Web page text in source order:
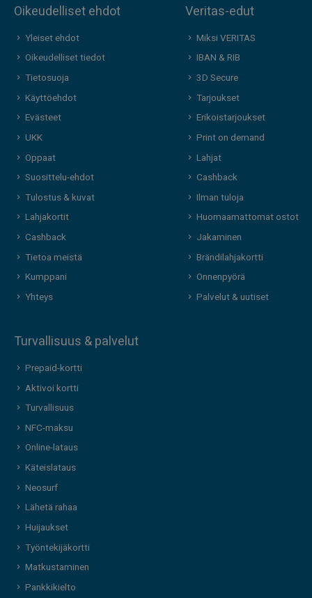
Oikeudelliset ehdot
Yleiset ehdot
Oikeudelliset tiedot
Tietosuoja
Käyttöehdot
Evästeet
UKK
Oppaat
Suosittelu-ehdot
Tulostus & kuvat
Lahjakortit
Cashback
Tietoa meistä
Kumppani
Yhteys
Veritas-edut
Miksi VERITAS
IBAN & RIB
3D Secure
Tarjoukset
Erikoistarjoukset
Print on demand
Lahjat
Cashback
Ilman tuloja
Huomaamattomat ostot
Jakaminen
Brändilahjakortti
Onnenpyörä
Palvelut & uutiset
Turvallisuus & palvelut
Prepaid-kortti
Aktivoi kortti
Turvallisuus
NFC-maksu
Online-lataus
Käteislataus
Neosurf
Lähetä rahaa
Huijaukset
Työntekijäkortti
Matkustaminen
Pankkikielto